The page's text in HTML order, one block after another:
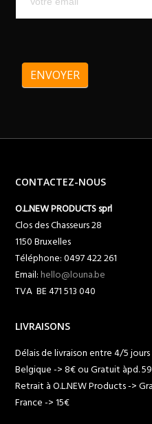
ENVOYER
CONTACTEZ-NOUS
O.L.NEW PRODUCTS sprl
Clos des Chasseurs 28
1150 Bruxelles
Téléphone: 0497 422 261
Email:hello@louna.be
TVA BE 471 513 040
LIVRAISONS
Délais de livraison entre 4/5
Belgique -> 8€ ou Gratuit àpd.
Retrait à O.L.NEW Products ->
France -> 15€